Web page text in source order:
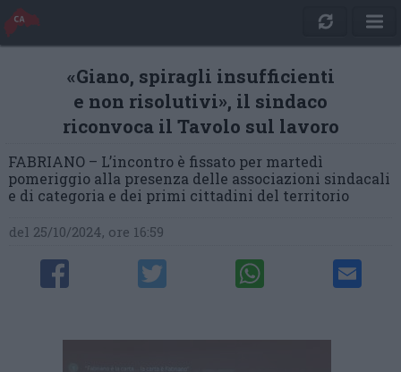
«Giano, spiragli insufficienti
e non risolutivi», il sindaco
riconvoca il Tavolo sul lavoro
FABRIANO – L’incontro è fissato per martedì
pomeriggio alla presenza delle associazioni sindacali
e di categoria e dei primi cittadini del territorio
del 25/10/2024, ore 16:59